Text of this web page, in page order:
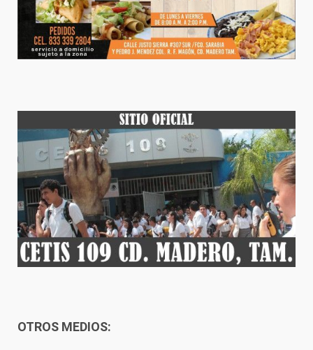
OTROS MEDIOS: